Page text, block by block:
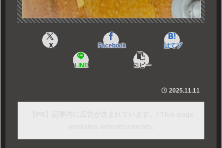
X Facebook はてブ
LINE コピー
2025.11.11